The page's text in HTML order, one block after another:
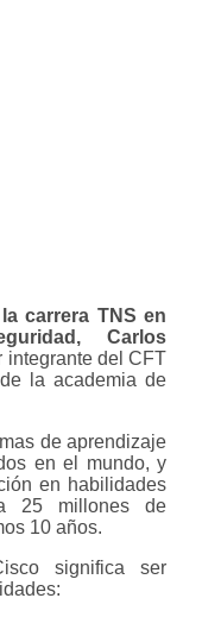
carrera TNS en
Carlos
integrante del CFT
la academia de
de aprendizaje
en el mundo, y
en habilidades
25 millones de
10 años.
significa ser